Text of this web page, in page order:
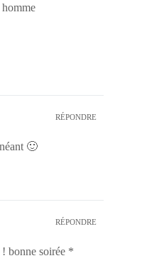
homme
RÉPONDRE
🙂
RÉPONDRE
bonne soirée *